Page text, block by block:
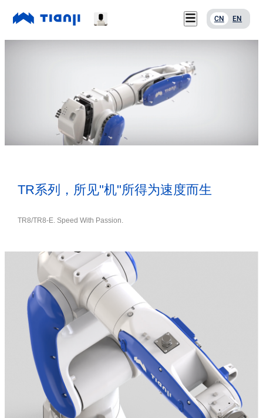
CN EN
关于我们
联系我们
下载中心
产品中心
应用案例
下载中心
TR系列，所见"机"所得为速度而生
TR8/TR8-E. Speed With Passion.